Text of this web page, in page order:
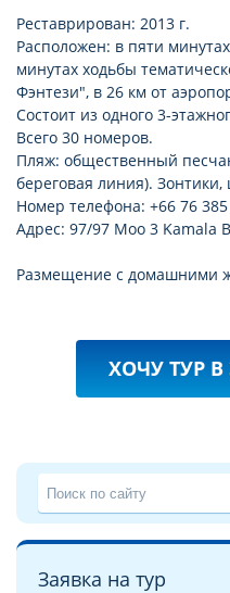
Реставрирован: 2013 г.
Расположен: в пяти
минутах ходьбы
Фэнтези", в 26 км от
Состоит из одного 3-
Всего 30 номеров.
Пляж: общественный
береговая линия).
Номер телефона: +66 76 385
Адрес: 97/97 Moo 3 Kamala
Размещение с домашними
ХОЧУ ТУР В
Заявка на тур